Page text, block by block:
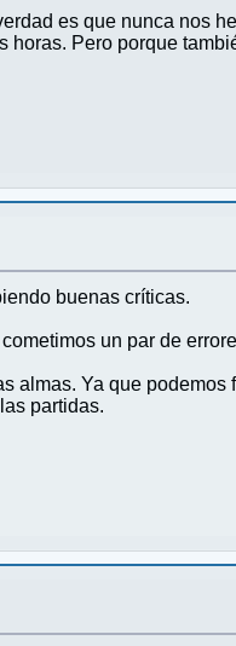
es que nunca nos
Pero porque
buenas críticas.
un par de
Ya que
partidas.